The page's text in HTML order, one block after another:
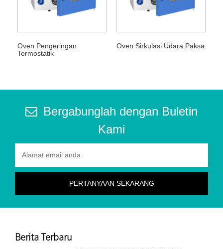
Oven Pengeringan
Termostatik
Oven Sirkulasi Udara Paksa
Bergabunglah dengan Buletin
Kami
Berita Terbaru